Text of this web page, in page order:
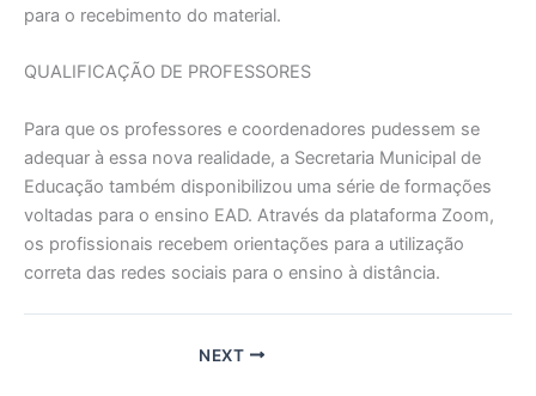
para o recebimento do material.
QUALIFICAÇÃO DE PROFESSORES
Para que os professores e coordenadores pudessem se
adequar à essa nova realidade, a Secretaria Municipal de
Educação também disponibilizou uma série de formações
voltadas para o ensino EAD. Através da plataforma Zoom,
os profissionais recebem orientações para a utilização
correta das redes sociais para o ensino à distância.
NEXT